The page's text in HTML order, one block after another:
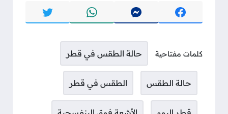
كلمات مفتاحية حالة الطقس في قطر
حالة الطقس الطقس في قطر